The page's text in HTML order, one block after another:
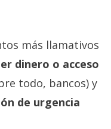
más llamativos
dinero o acceso
todo, bancos) y
de urgencia